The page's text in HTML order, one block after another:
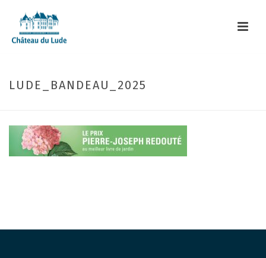
LUDE_BANDEAU_2025